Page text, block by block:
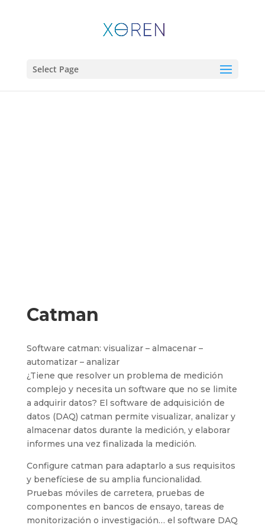
Select Page
Catman
Software catman: visualizar – almacenar –
automatizar – analizar
¿Tiene que resolver un problema de medición
complejo y necesita un software que no se limite
a adquirir datos? El software de adquisición de
datos (DAQ) catman permite visualizar, analizar y
almacenar datos durante la medición, y elaborar
informes una vez finalizada la medición.
Configure catman para adaptarlo a sus requisitos
y benefíciese de su amplia funcionalidad.
Pruebas móviles de carretera, pruebas de
componentes en bancos de ensayo, tareas de
monitorización o investigación… el software DAQ